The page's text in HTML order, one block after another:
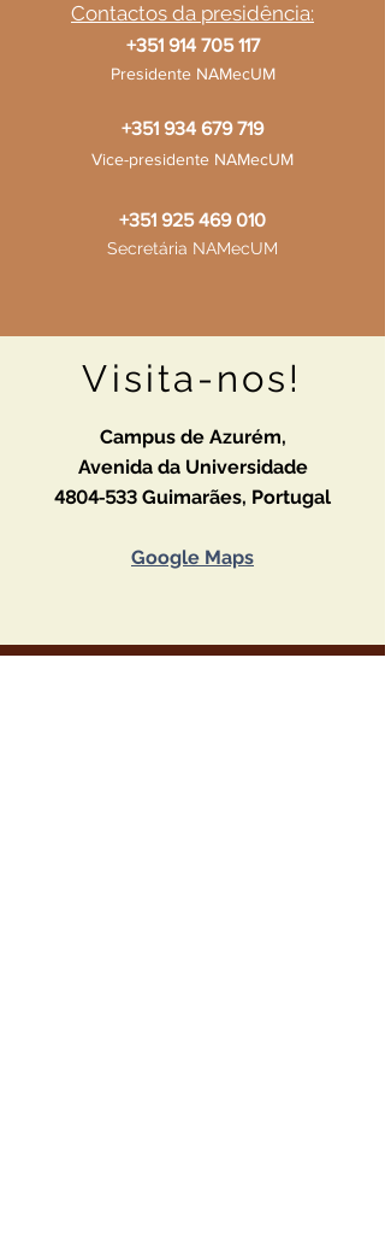
Contactos da presidência:
+351 914 705 117
Presidente NAMecUM
+351 934 679 719
Vice-presidente NAMecUM
+351 925 469 010
Secretária NAMecUM
Visita-nos!
Campus de Azurém,
Avenida da Universidade
4804-533 Guimarães, Portugal
Google Maps